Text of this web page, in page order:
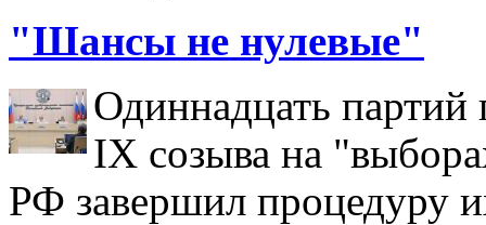
"Шансы не нулевые"
Одиннадцать партий
IX созыва на
РФ завершил процедуру